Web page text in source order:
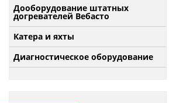
Дооборудование штатных
догревателей Вебасто
Катера и яхты
Диагностическое оборудование